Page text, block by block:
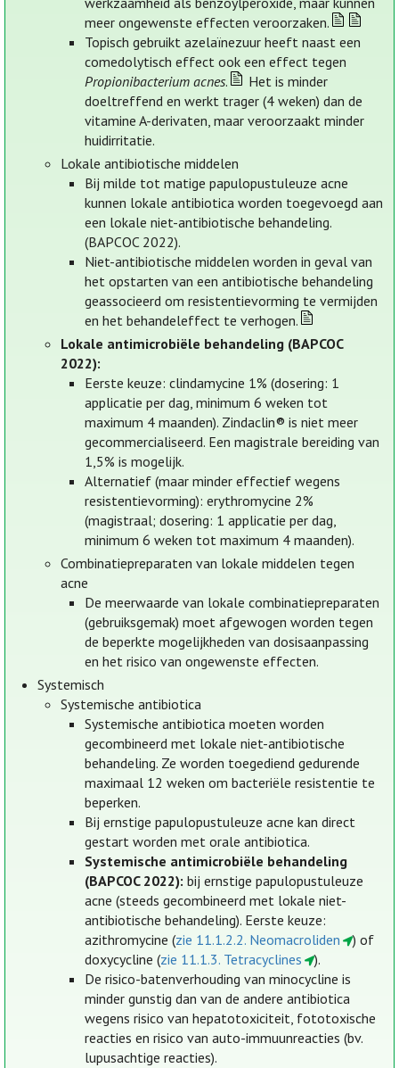
meer ongewenste effecten veroorzaken.
Topisch gebruikt azelaïnezuur heeft naast een
comedolytisch effect ook een effect tegen
Propionibacterium acnes.
Het is minder
doeltreffend en werkt trager (4 weken) dan de
vitamine A-derivaten, maar veroorzaakt minder
huidirritatie.
Lokale antibiotische middelen
Bij milde tot matige papulopustuleuze acne
kunnen lokale antibiotica worden toegevoegd aan
een lokale niet-antibiotische behandeling.
(BAPCOC 2022).
Niet-antibiotische middelen worden in geval van
het opstarten van een antibiotische behandeling
geassocieerd om resistentievorming te vermijden
en het behandeleffect te verhogen.
Lokale antimicrobiële behandeling (BAPCOC
2022):
Eerste keuze: clindamycine 1% (dosering: 1
applicatie per dag, minimum 6 weken tot
maximum 4 maanden). Zindaclin® is niet meer
gecommercialiseerd. Een magistrale bereiding van
1,5% is mogelijk.
Alternatief (maar minder effectief wegens
resistentievorming): erythromycine 2%
(magistraal; dosering: 1 applicatie per dag,
minimum 6 weken tot maximum 4 maanden).
Combinatiepreparaten van lokale middelen tegen
acne
De meerwaarde van lokale combinatiepreparaten
(gebruiksgemak) moet afgewogen worden tegen
de beperkte mogelijkheden van dosisaanpassing
en het risico van ongewenste effecten.
Systemisch
Systemische antibiotica
Systemische antibiotica moeten worden
gecombineerd met lokale niet-antibiotische
behandeling. Ze worden toegediend gedurende
maximaal 12 weken om bacteriële resistentie te
beperken.
Bij ernstige papulopustuleuze acne kan direct
gestart worden met orale antibiotica.
Systemische antimicrobiële behandeling
(BAPCOC 2022): bij ernstige papulopustuleuze
acne (steeds gecombineerd met lokale niet-
antibiotische behandeling). Eerste keuze:
azithromycine (zie 11.1.2.2. Neomacroliden
) of
doxycycline (zie 11.1.3. Tetracyclines
).
De risico-batenverhouding van minocycline is
minder gunstig dan van de andere antibiotica
wegens risico van hepatotoxiciteit, fototoxische
reacties en risico van auto-immuunreacties (bv.
lupusachtige reacties).